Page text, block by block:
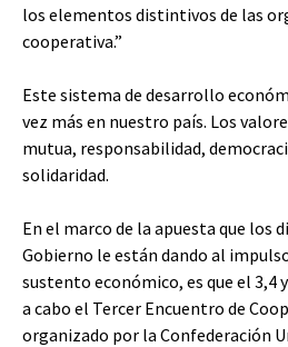
los elementos distintivos de las
cooperativa.”
Este sistema de desarrollo
vez más en nuestro país. Los
mutua, responsabilidad,
solidaridad.
En el marco de la apuesta que los
Gobierno le están dando al
sustento económico, es que el 3,4
a cabo el Tercer Encuentro de
organizado por la Confederación